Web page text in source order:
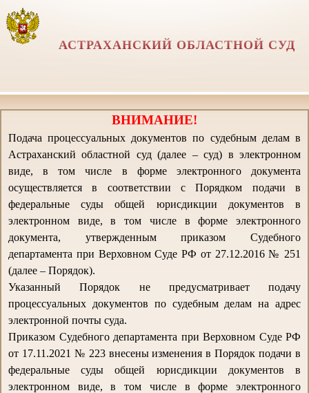
АСТРАХАНСКИЙ ОБЛАСТНОЙ СУД
ВНИМАНИЕ!
Подача процессуальных документов по судебным делам в
Астраханский областной суд (далее – суд) в электронном
виде, в том числе в форме электронного документа
осуществляется в соответствии с Порядком подачи в
федеральные суды общей юрисдикции документов в
электронном виде, в том числе в форме электронного
документа, утвержденным приказом Судебного
департамента при Верховном Суде РФ от 27.12.2016 № 251
(далее – Порядок).
Указанный Порядок не предусматривает подачу
процессуальных документов по судебным делам на адрес
электронной почты суда.
Приказом Судебного департамента при Верховном Суде РФ
от 17.11.2021 № 223 внесены изменения в Порядок подачи в
федеральные суды общей юрисдикции документов в
электронном виде, в том числе в форме электронного